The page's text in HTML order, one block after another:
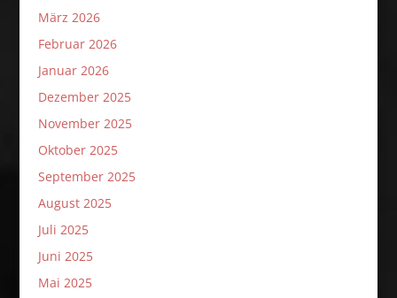
März 2026
Februar 2026
Januar 2026
Dezember 2025
November 2025
Oktober 2025
September 2025
August 2025
Juli 2025
Juni 2025
Mai 2025